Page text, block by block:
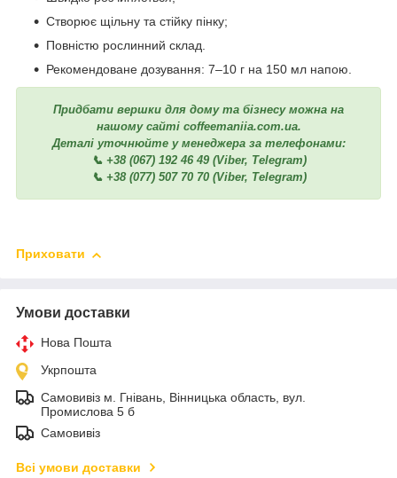
Створює щільну та стійку пінку;
Повністю рослинний склад.
Рекомендоване дозування: 7–10 г на 150 мл напою.
Придбати вершки для дому та бізнесу можна на
нашому сайті coffeemaniia.com.ua.
Деталі уточнюйте у менеджера за телефонами:
📞 +38 (067) 192 46 49 (Viber, Telegram)
📞 +38 (077) 507 70 70 (Viber, Telegram)
Приховати
Умови доставки
Нова Пошта
Укрпошта
Самовивіз м. Гнівань, Вінницька область, вул.
Промислова 5 б
Самовивіз
Всі умови доставки